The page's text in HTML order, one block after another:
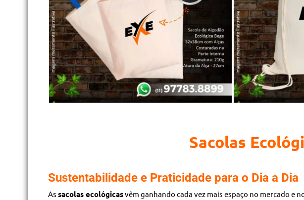
Sacolas
Sustentabilidade e Praticidade para o Dia a Dia
As sacolas ecológicasvêm ganhando cada vez mais espaço no mercado e